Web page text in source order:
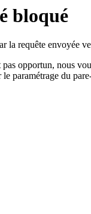
bloqué
requête envoyée
opportun, nous
paramétrage du